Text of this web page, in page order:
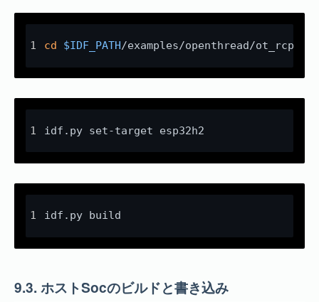
cd $IDF_PATH/examples/openthread/ot_rcp
idf.py set-target esp32h2
idf.py build
9.3. ホストSocのビルドと書き込み